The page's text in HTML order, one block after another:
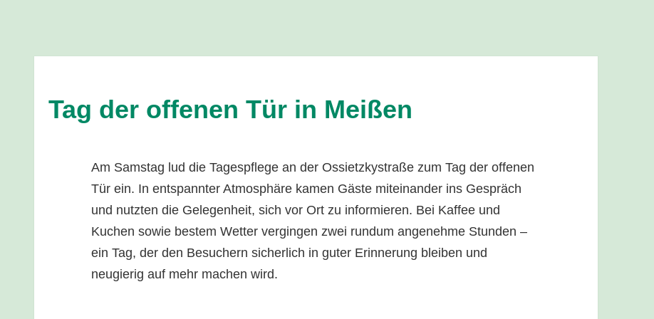
Tag der offenen Tür in Meißen
Am Samstag lud die Tagespflege an der Ossietzkystraße zum Tag der offenen
Tür ein. In entspannter Atmosphäre kamen Gäste miteinander ins Gespräch
und nutzten die Gelegenheit, sich vor Ort zu informieren. Bei Kaffee und
Kuchen sowie bestem Wetter vergingen zwei rundum angenehme Stunden –
ein Tag, der den Besuchern sicherlich in guter Erinnerung bleiben und
neugierig auf mehr machen wird.